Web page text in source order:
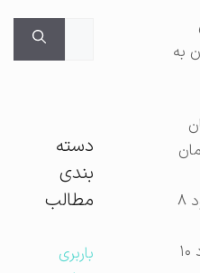
دسته
بندی
مطالب
باربری